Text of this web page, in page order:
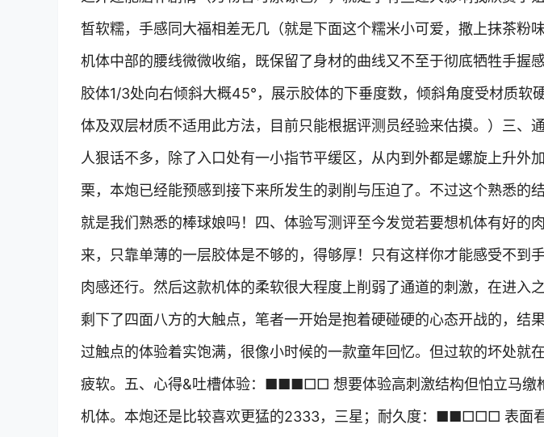
皙软糯，手感同大福相差无几（就是下面这个糯米小可爱，撒上抹茶粉
机体中部的腰线微微收缩，既保留了身材的曲线又不至于彻底牺牲手握
胶体1/3处向右倾斜大概45°，展示胶体的下垂度数，倾斜角度受材质软
体及双层材质不适用此方法，目前只能根据评测员经验来估摸。）三、
人狠话不多，除了入口处有一小指节平缓区，从内到外都是螺旋上升外
栗，本炮已经能预感到接下来所发生的剥削与压迫了。不过这个熟悉的
就是我们熟悉的棒球娘吗！四、体验写测评至今发觉若要想机体有好的
来，只靠单薄的一层胶体是不够的，得够厚！只有这样你才能感受不到
肉感还行。然后这款机体的柔软很大程度上削弱了通道的刺激，在进入
剩下了四面八方的大触点，笔者一开始是抱着硬碰硬的心态开战的，结
过触点的体验着实饱满，很像小时候的一款童年回忆。但过软的坏处就
疲软。五、心得&吐槽体验：■■■□□ 想要体验高刺激结构但怕立马缴
机体。本炮还是比较喜欢更猛的2333，三星；耐久度：■■□□□ 表面